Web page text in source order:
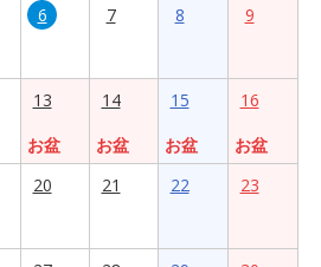
6 7 8 9
13
お盆
14
お盆
15
お盆
16
お盆
20 21 22 23